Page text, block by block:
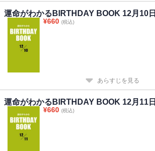
運命がわかるBIRTHDAY BOOK 12月10日
¥660 (税込)
あらすじを見る
運命がわかるBIRTHDAY BOOK 12月11日
¥660 (税込)